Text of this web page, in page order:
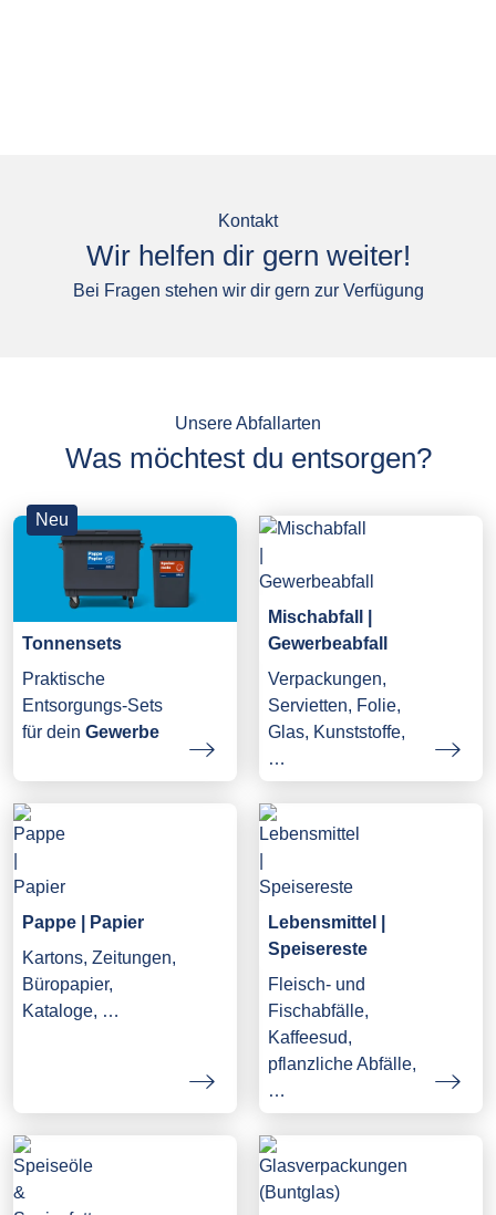
Kontakt
Wir helfen dir gern weiter!
Bei Fragen stehen wir dir gern zur Verfügung
Unsere Abfallarten
Was möchtest du entsorgen?
Neu
Tonnensets
Praktische
Entsorgungs-Sets
für dein Gewerbe
Mischabfall |
Gewerbeabfall
Verpackungen,
Servietten, Folie,
Glas, Kunststoffe,
…
Pappe | Papier
Kartons, Zeitungen,
Büropapier,
Kataloge, …
Lebensmittel |
Speisereste
Fleisch- und
Fischabfälle,
Kaffeesud,
pflanzliche Abfälle,
…